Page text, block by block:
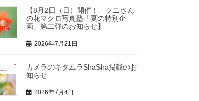
【8月2日（日）開催！ クニさん
の花マクロ写真塾「夏の特別企
画」第二弾のお知らせ】
2026年7月21日
カメラのキタムラShaSha掲載のお
知らせ
2026年7月4日